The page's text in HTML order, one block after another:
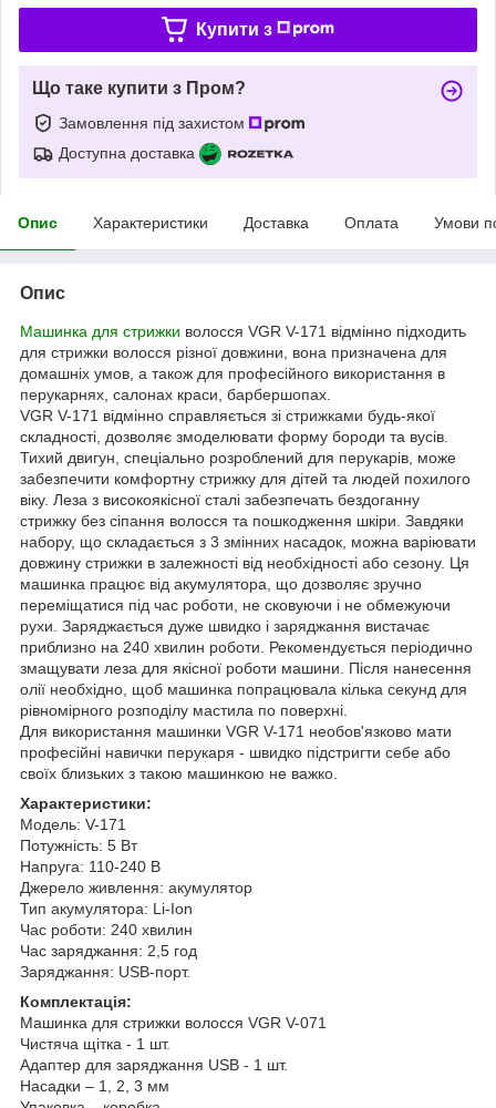
Купити з
Що таке купити з Пром?
Замовлення під захистом
Доступна доставка
Опис Характеристики Доставка Оплата Умови
Опис
Машинка для стрижки волосся VGR V-171 відмінно підходить
для стрижки волосся різної довжини, вона призначена для
домашніх умов, а також для професійного використання в
перукарнях, салонах краси, барбершопах.
VGR V-171 відмінно справляється зі стрижками будь-якої
складності, дозволяє змоделювати форму бороди та вусів.
Тихий двигун, спеціально розроблений для перукарів, може
забезпечити комфортну стрижку для дітей та людей похилого
віку. Леза з високоякісної сталі забезпечать бездоганну
стрижку без сіпання волосся та пошкодження шкіри. Завдяки
набору, що складається з 3 змінних насадок, можна варіювати
довжину стрижки в залежності від необхідності або сезону. Ця
машинка працює від акумулятора, що дозволяє зручно
переміщатися під час роботи, не сковуючи і не обмежуючи
рухи. Заряджається дуже швидко і заряджання вистачає
приблизно на 240 хвилин роботи. Рекомендується періодично
змащувати леза для якісної роботи машини. Після нанесення
олії необхідно, щоб машинка попрацювала кілька секунд для
рівномірного розподілу мастила по поверхні.
Для використання машинки VGR V-171 необов'язково мати
професійні навички перукаря - швидко підстригти себе або
своїх близьких з такою машинкою не важко.
Характеристики:
Модель: V-171
Потужність: 5 Вт
Напруга: 110-240 В
Джерело живлення: акумулятор
Тип акумулятора: Li-Ion
Час роботи: 240 хвилин
Час заряджання: 2,5 год
Заряджання: USB-порт.
Комплектація:
Машинка для стрижки волосся VGR V-071
Чистяча щітка - 1 шт.
Адаптер для заряджання USB - 1 шт.
Насадки – 1, 2, 3 мм